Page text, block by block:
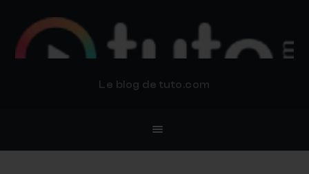
Le blog de tuto.com